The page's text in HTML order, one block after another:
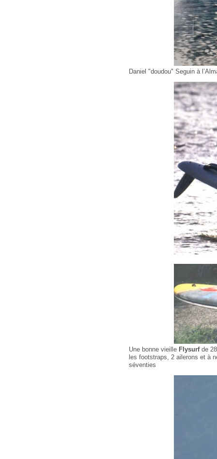
Daniel "doudou" Seguin à
Une bonne vieille Flysurfde 28
les footstraps, 2 ailerons et à
séventies